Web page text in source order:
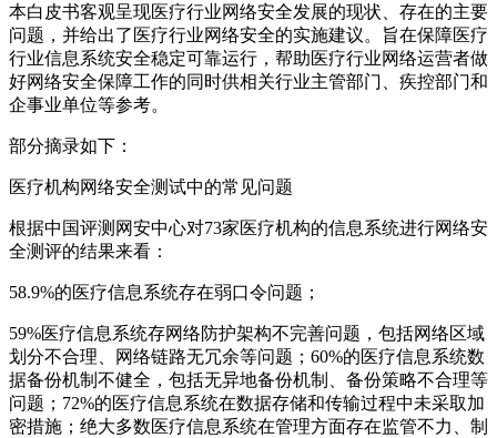
本白皮书客观呈现医疗行业网络安全发展的现状、存在的主要
问题，并给出了医疗行业网络安全的实施建议。旨在保障医疗
行业信息系统安全稳定可靠运行，帮助医疗行业网络运营者做
好网络安全保障工作的同时供相关行业主管部门、疾控部门和
企事业单位等参考。
部分摘录如下：
医疗机构网络安全测试中的常见问题
根据中国评测网安中心对73家医疗机构的信息系统进行网络安
全测评的结果来看：
58.9%的医疗信息系统存在弱口令问题；
59%医疗信息系统存网络防护架构不完善问题，包括网络区域
划分不合理、网络链路无冗余等问题；60%的医疗信息系统数
据备份机制不健全，包括无异地备份机制、备份策略不合理等
问题；72%的医疗信息系统在数据存储和传输过程中未采取加
密措施；绝大多数医疗信息系统在管理方面存在监管不力、制